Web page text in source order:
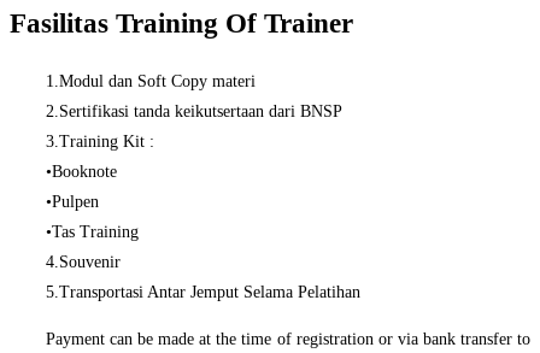
Fasilitas Training Of Trainer
1.Modul dan Soft Copy materi
2.Sertifikasi tanda keikutsertaan dari BNSP
3.Training Kit :
•Booknote
•Pulpen
•Tas Training
4.Souvenir
5.Transportasi Antar Jemput Selama Pelatihan
Payment can be made at the time of registration or via bank transfer to